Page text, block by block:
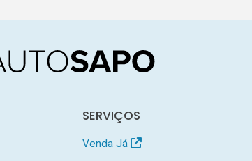
SERVIÇOS
Venda Já